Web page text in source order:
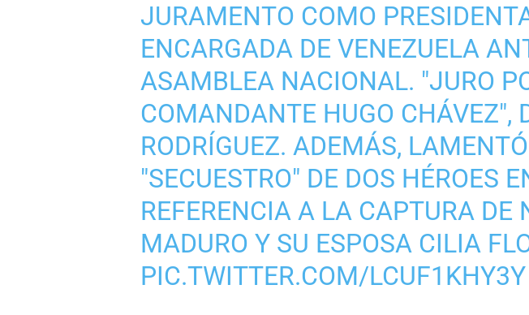
JURAMENTO COMO
ENCARGADA DE VENEZUELA
ASAMBLEA NACIONAL. "JURO
COMANDANTE HUGO CHÁVEZ",
RODRÍGUEZ. ADEMÁS,
"SECUESTRO" DE DOS HÉROES
REFERENCIA A LA CAPTURA DE
MADURO Y SU ESPOSA CILIA
PIC.TWITTER.COM/LCUF1KHY3Y